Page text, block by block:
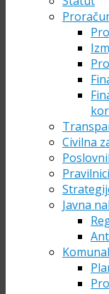
Civilna
Pravilnici
Javna